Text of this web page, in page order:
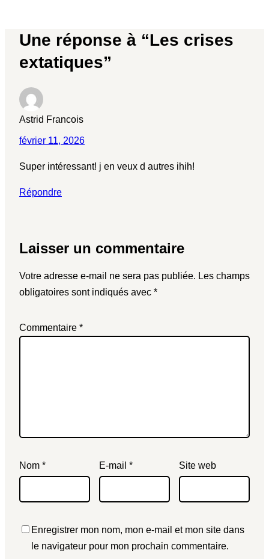
Une réponse à “Les crises
extatiques”
Astrid Francois
février 11, 2026
Super intéressant! j en veux d autres ihih!
Répondre
Laisser un commentaire
Votre adresse e-mail ne sera pas publiée. Les champs
obligatoires sont indiqués avec *
Commentaire *
Nom * E-mail * Site web
Enregistrer mon nom, mon e-mail et mon site dans
le navigateur pour mon prochain commentaire.